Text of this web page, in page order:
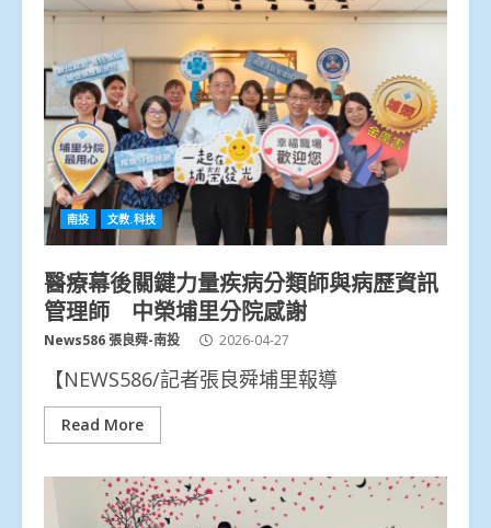
南投 文教.科技
醫療幕後關鍵力量疾病分類師與病歷資訊
管理師 中榮埔里分院感謝
News586 張良舜-南投 2026-04-27
【NEWS586/記者張良舜埔里報導
Read More